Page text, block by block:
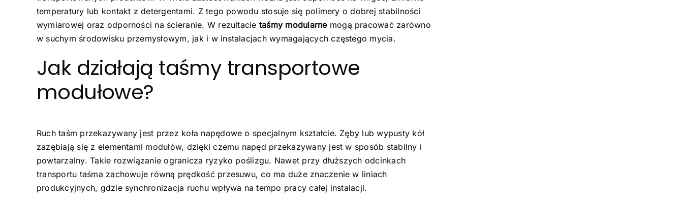
temperatury lub kontakt z detergentami. Z tego powodu stosuje się polimery o dobrej stabilności
wymiarowej oraz odporności na ścieranie. W rezultacie taśmy modularne mogą pracować zarówno
w suchym środowisku przemysłowym, jak i w instalacjach wymagających częstego mycia.
Jak działają taśmy transportowe
modułowe?
Ruch taśm przekazywany jest przez koła napędowe o specjalnym kształcie. Zęby lub wypusty kół
zazębiają się z elementami modułów, dzięki czemu napęd przekazywany jest w sposób stabilny i
powtarzalny. Takie rozwiązanie ogranicza ryzyko poślizgu. Nawet przy dłuższych odcinkach
transportu taśma zachowuje równą prędkość przesuwu, co ma duże znaczenie w liniach
produkcyjnych, gdzie synchronizacja ruchu wpływa na tempo pracy całej instalacji.